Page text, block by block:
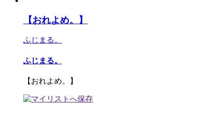
【おれよめ。】
ふじまる。
ふじまる。
【おれよめ。】